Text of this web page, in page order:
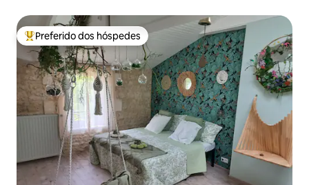
Entre os melhores preferidos dos hóspedes
Preferido dos hóspedes